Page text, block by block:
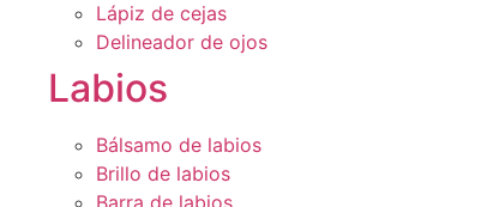
Lápiz de cejas
Delineador de ojos
Labios
Bálsamo de labios
Brillo de labios
Barra de labios